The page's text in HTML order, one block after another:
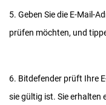
5. Geben Sie die E-Mail-
prüfen möchten, und
6. Bitdefender prüft Ihre
sie gültig ist. Sie erhalten